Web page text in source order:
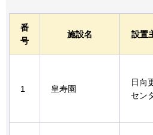
番
号
施設名 設置
1 皇寿園
日向
セン